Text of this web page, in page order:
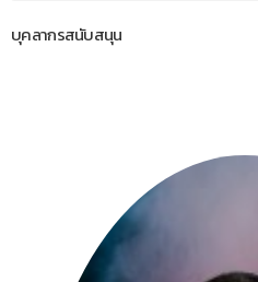
บุคลากรสนับสนุน